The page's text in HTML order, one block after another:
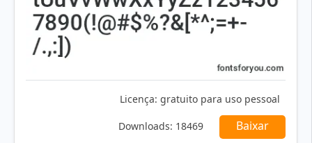
Licença: gratuito para uso pessoal
Downloads: 18469 Baixar